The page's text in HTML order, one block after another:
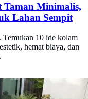
Minimalis,
Lahan Sempit
Temukan 10 ide kolam
hemat biaya, dan